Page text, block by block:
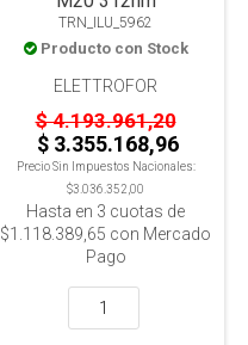
TRN_ILU_5962
Producto con Stock
ELETTROFOR
$ 4.193.961,20
$ 3.355.168,96
Precio Sin Impuestos Nacionales:
$3.036.352,00
Hasta en 3 cuotas de
$1.118.389,65 con Mercado
Pago